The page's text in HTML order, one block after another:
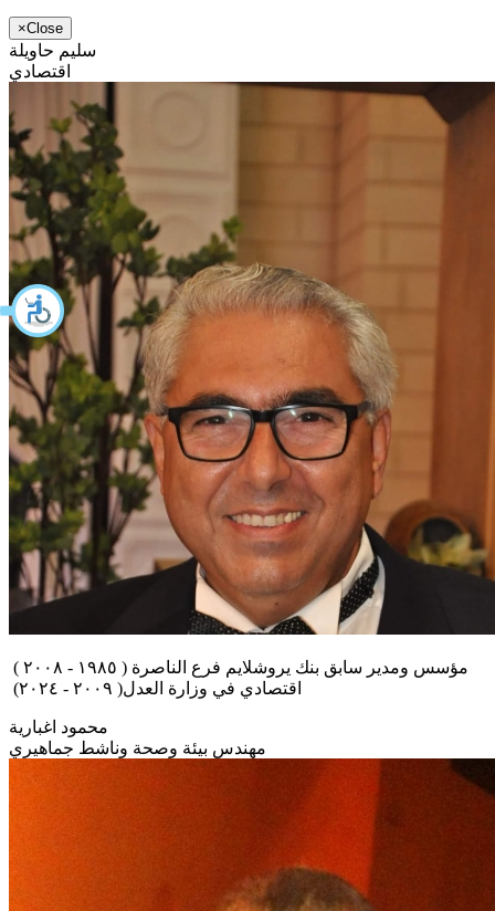
×Close
سليم حاويلة
اقتصادي
مؤسس ومدير سابق بنك يروشلايم فرع الناصرة ( ١٩٨٥ - ٢٠٠٨ )
اقتصادي في وزارة العدل( ٢٠٠٩ - ٢٠٢٤)
محمود اغبارية
مهندس بيئة وصحة وناشط جماهيري